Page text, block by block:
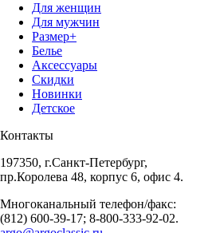
Для женщин
Для мужчин
Размер+
Белье
Аксессуары
Скидки
Новинки
Детское
Контакты
197350, г.Санкт-Петербург,
пр.Королева 48, корпус 6, офис 4.
Многоканальный телефон/факс:
(812) 600-39-17; 8-800-333-92-02.